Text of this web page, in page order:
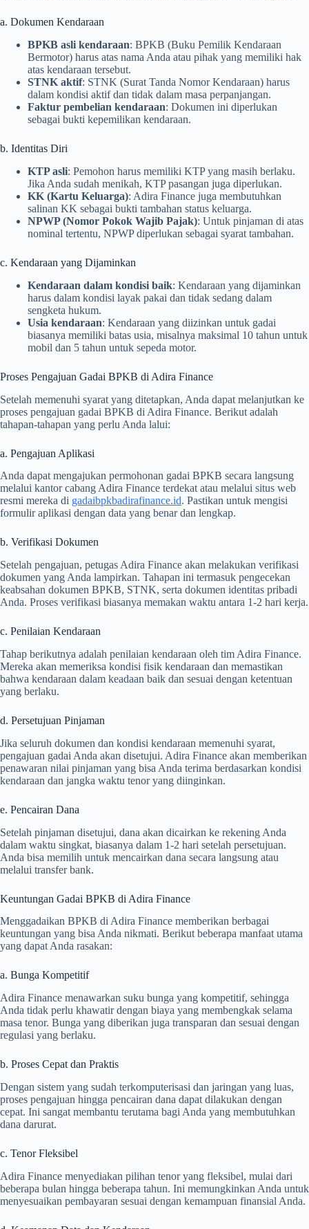
a. Dokumen Kendaraan
BPKB asli kendaraan: BPKB (Buku Pemilik Kendaraan
Bermotor) harus atas nama Anda atau pihak yang memiliki hak
atas kendaraan tersebut.
STNK aktif: STNK (Surat Tanda Nomor Kendaraan) harus
dalam kondisi aktif dan tidak dalam masa perpanjangan.
Faktur pembelian kendaraan: Dokumen ini diperlukan
sebagai bukti kepemilikan kendaraan.
b. Identitas Diri
KTP asli: Pemohon harus memiliki KTP yang masih berlaku.
Jika Anda sudah menikah, KTP pasangan juga diperlukan.
KK (Kartu Keluarga): Adira Finance juga membutuhkan
salinan KK sebagai bukti tambahan status keluarga.
NPWP (Nomor Pokok Wajib Pajak): Untuk pinjaman di atas
nominal tertentu, NPWP diperlukan sebagai syarat tambahan.
c. Kendaraan yang Dijaminkan
Kendaraan dalam kondisi baik: Kendaraan yang dijaminkan
harus dalam kondisi layak pakai dan tidak sedang dalam
sengketa hukum.
Usia kendaraan: Kendaraan yang diizinkan untuk gadai
biasanya memiliki batas usia, misalnya maksimal 10 tahun untuk
mobil dan 5 tahun untuk sepeda motor.
Proses Pengajuan Gadai BPKB di Adira Finance
Setelah memenuhi syarat yang ditetapkan, Anda dapat melanjutkan ke
proses pengajuan gadai BPKB di Adira Finance. Berikut adalah
tahapan-tahapan yang perlu Anda lalui:
a. Pengajuan Aplikasi
Anda dapat mengajukan permohonan gadai BPKB secara langsung
melalui kantor cabang Adira Finance terdekat atau melalui situs web
resmi mereka di gadaibpkbadirafinance.id. Pastikan untuk mengisi
formulir aplikasi dengan data yang benar dan lengkap.
b. Verifikasi Dokumen
Setelah pengajuan, petugas Adira Finance akan melakukan verifikasi
dokumen yang Anda lampirkan. Tahapan ini termasuk pengecekan
keabsahan dokumen BPKB, STNK, serta dokumen identitas pribadi
Anda. Proses verifikasi biasanya memakan waktu antara 1-2 hari kerja.
c. Penilaian Kendaraan
Tahap berikutnya adalah penilaian kendaraan oleh tim Adira Finance.
Mereka akan memeriksa kondisi fisik kendaraan dan memastikan
bahwa kendaraan dalam keadaan baik dan sesuai dengan ketentuan
yang berlaku.
d. Persetujuan Pinjaman
Jika seluruh dokumen dan kondisi kendaraan memenuhi syarat,
pengajuan gadai Anda akan disetujui. Adira Finance akan memberikan
penawaran nilai pinjaman yang bisa Anda terima berdasarkan kondisi
kendaraan dan jangka waktu tenor yang diinginkan.
e. Pencairan Dana
Setelah pinjaman disetujui, dana akan dicairkan ke rekening Anda
dalam waktu singkat, biasanya dalam 1-2 hari setelah persetujuan.
Anda bisa memilih untuk mencairkan dana secara langsung atau
melalui transfer bank.
Keuntungan Gadai BPKB di Adira Finance
Menggadaikan BPKB di Adira Finance memberikan berbagai
keuntungan yang bisa Anda nikmati. Berikut beberapa manfaat utama
yang dapat Anda rasakan:
a. Bunga Kompetitif
Adira Finance menawarkan suku bunga yang kompetitif, sehingga
Anda tidak perlu khawatir dengan biaya yang membengkak selama
masa tenor. Bunga yang diberikan juga transparan dan sesuai dengan
regulasi yang berlaku.
b. Proses Cepat dan Praktis
Dengan sistem yang sudah terkomputerisasi dan jaringan yang luas,
proses pengajuan hingga pencairan dana dapat dilakukan dengan
cepat. Ini sangat membantu terutama bagi Anda yang membutuhkan
dana darurat.
c. Tenor Fleksibel
Adira Finance menyediakan pilihan tenor yang fleksibel, mulai dari
beberapa bulan hingga beberapa tahun. Ini memungkinkan Anda untuk
menyesuaikan pembayaran sesuai dengan kemampuan finansial Anda.